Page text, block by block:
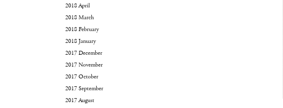
2018 April
2018 March
2018 February
2018 January
2017 December
2017 November
2017 October
2017 September
2017 August